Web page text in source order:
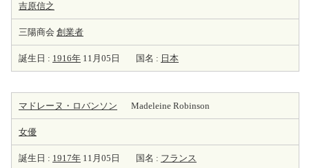
吉原信之
三陽商会 創業者
誕生日 : 1916年 11月05日 国名 : 日本
マドレーヌ・ロバンソン Madeleine Robinson
女優
誕生日 : 1917年 11月05日 国名 : フランス